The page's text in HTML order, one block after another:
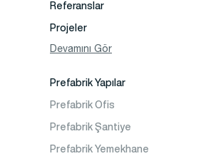
Referanslar
Projeler
Fotoğraf Galeri
Devamını Gör
Prefabrik Yapılar
Prefabrik Ofis
Prefabrik Şantiye
Prefabrik Yemekhane